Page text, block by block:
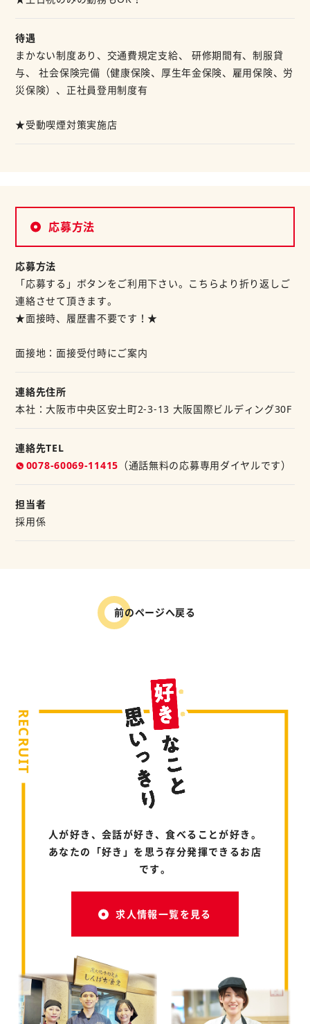
待遇
まかない制度あり、交通費規定支給、 研修期間有、制服貸
与、 社会保険完備（健康保険、厚生年金保険、雇用保険、労
災保険）、正社員登用制度有
★受動喫煙対策実施店
応募方法
応募方法
「応募する」ボタンをご利用下さい。こちらより折り返しご
連絡させて頂きます。
★面接時、履歴書不要です！★
面接地：面接受付時にご案内
連絡先住所
本社：大阪市中央区安土町2-3-13 大阪国際ビルディング30F
連絡先TEL
0078-60069-11415 （通話無料の応募専用ダイヤルです）
担当者
採用係
前のページへ戻る
人が好き、会話が好き、食べることが好き。
あなたの「好き」を思う存分発揮できるお店
です。
求人情報一覧を見る
RECRUIT